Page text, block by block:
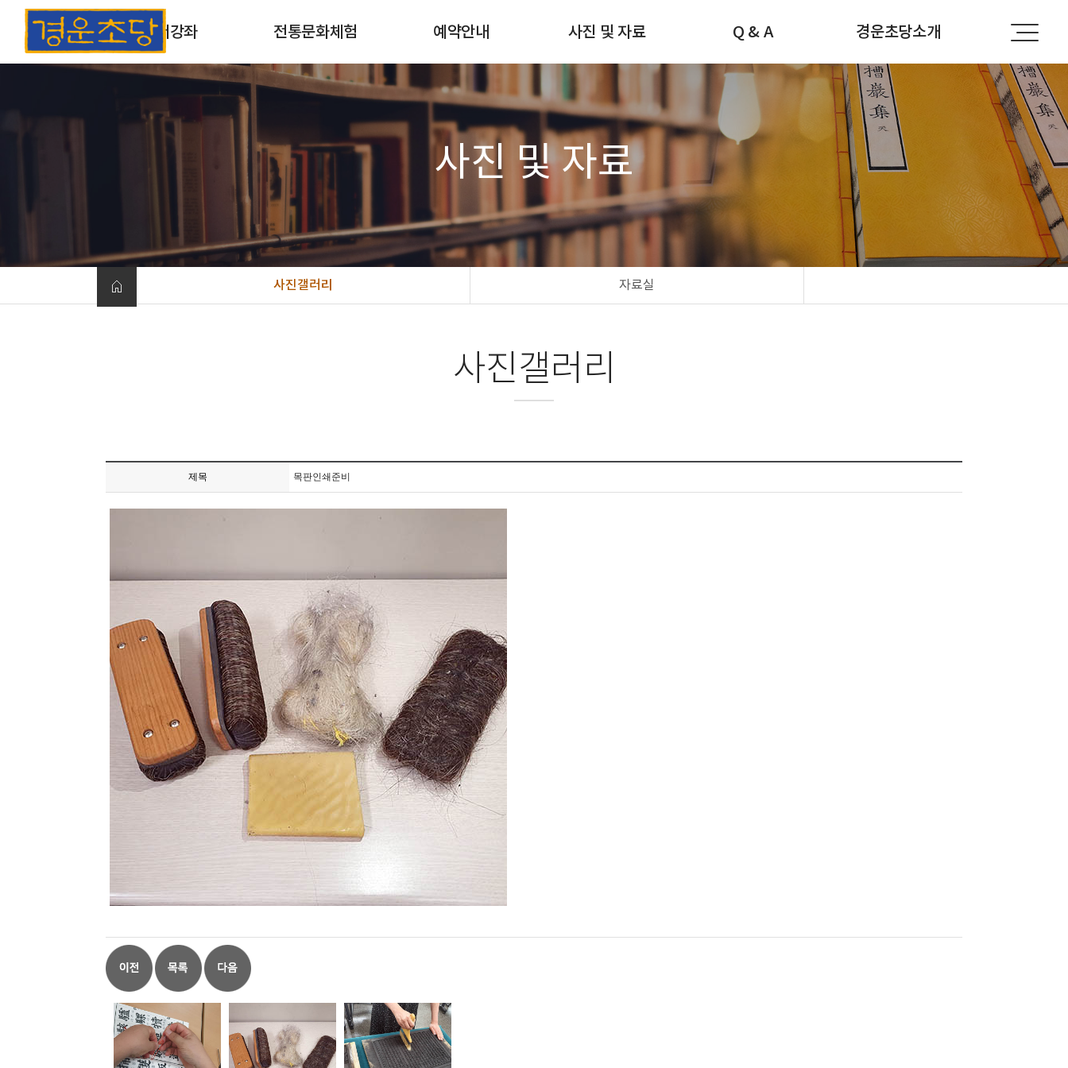
초서강좌
과정안내
전통문화체험
목판 및 목활자 인쇄
개인맞춤형체험
예약안내
월별스케줄확인
예약 및 예약확인
예약방법 & 비용안내
사진 및 자료
자료실
Q & A
문의하기
경운초당소개
경운초당소개
선생님소개
찾아오시는 길
사진 및 자료
사진갤러리 자료실
사진갤러리
제목 목판인쇄준비